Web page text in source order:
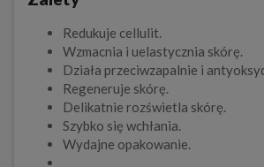
Redukuje cellulit.
Wzmacnia i uelastycznia skórę.
Działa przeciwzapalnie i
Regeneruje skórę.
Delikatnie rozświetla skórę.
Szybko się wchłania.
Wydajne opakowanie.